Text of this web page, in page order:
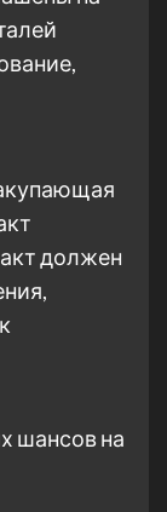
должен
шансов на